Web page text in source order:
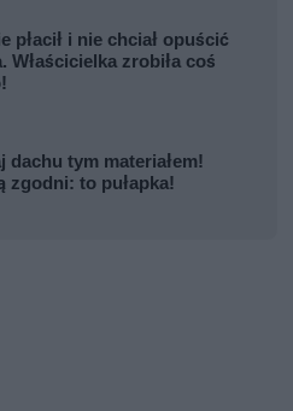
płacił i nie chciał opuścić
Właścicielka zrobiła coś
dachu tym materiałem!
zgodni: to pułapka!